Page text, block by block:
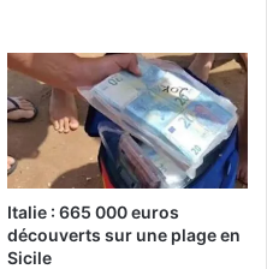
Italie : 665 000 euros
découverts sur une plage en
Sicile